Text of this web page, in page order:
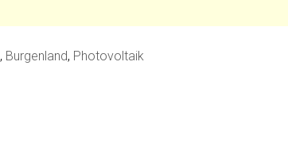
, Burgenland, Photovoltaik